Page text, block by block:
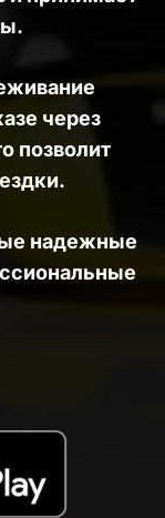
через
позволит
надежные